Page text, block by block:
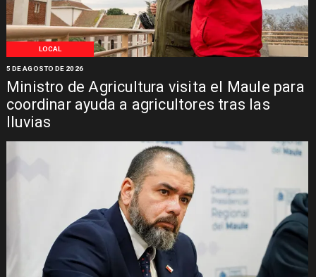
LOCAL
Ministro de Agricultura visita el Maule para
coordinar ayuda a agricultores tras las
lluvias
5 DE AGOSTO DE 2026